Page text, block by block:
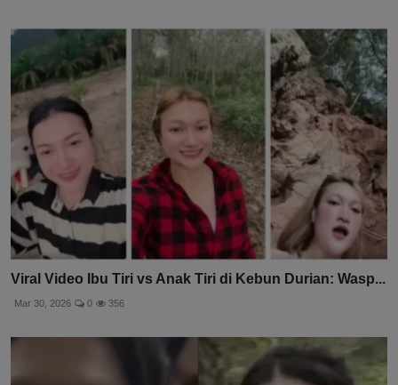
Viral Video Ibu Tiri vs Anak Tiri di Kebun Durian: Wasp...
Mar 30, 2026 0 356